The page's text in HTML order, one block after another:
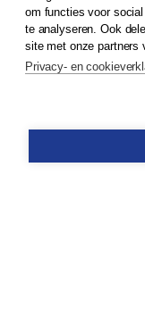
Klantenservice
Service & informatie
Contact
om functies voor
te analyseren. Ook
site met onze partners
Privacy- en